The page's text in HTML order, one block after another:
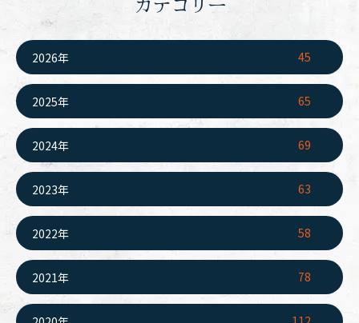
2026年 45
2025年 65
2024年 69
2023年 63
2022年 58
2021年 78